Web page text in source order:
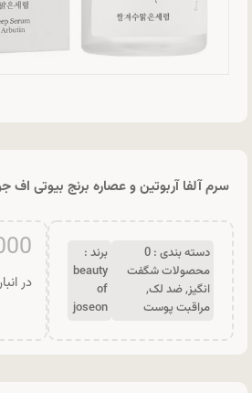
سرم آلفا آربوتین و عصاره برنج بیوتی اف
دسته بندی : 0
محصولات شگفت
انگیز,ضد لک,
مراقبت پوست
برند :
beauty
of
joseon
در